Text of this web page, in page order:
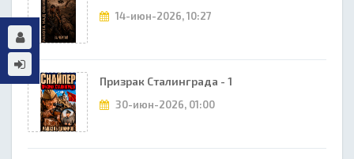
14-июн-2026, 10:27
Призрак Сталинграда - 1
30-июн-2026, 01:00